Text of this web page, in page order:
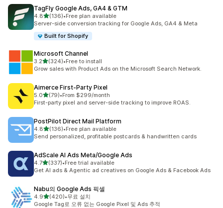
TagFly Google Ads, GA4 & GTM
4.8별 5개 중
(136)
총 리뷰 136개
•Free plan available
Server-side conversion tracking for Google Ads, GA4 & Meta
Built for Shopify
Microsoft Channel
3.2별 5개 중
(324)
총 리뷰 324개
•Free to install
Grow sales with Product Ads on the Microsoft Search Network.
Aimerce First‑Party Pixel
5.0별 5개 중
(79)
총 리뷰 79개
•From $299/month
First-party pixel and server-side tracking to improve ROAS.
PostPilot Direct Mail Platform
4.8별 5개 중
(136)
총 리뷰 136개
•Free plan available
Send personalized, profitable postcards & handwritten cards
AdScale AI Ads Meta/Google Ads
4.7별 5개 중
(337)
총 리뷰 337개
•Free trial available
Get AI ads & Agentic ad creatives on Google Ads & Facebook Ads
Nabu의 Google Ads 픽셀
4.9별 5개 중
(420)
총 리뷰 420개
•무료 설치
Google Tag로 오류 없는 Google Pixel 및 Ads 추적